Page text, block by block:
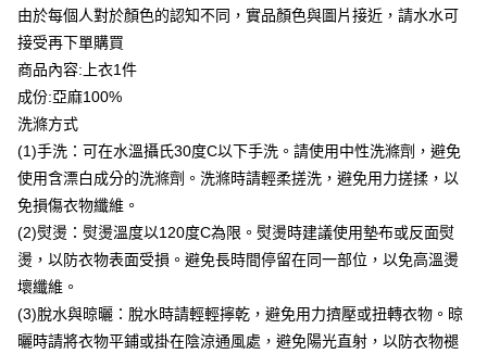
台新國際商業銀行
中國信託商業銀行
台灣樂天信用卡公司
ATM付款
貨到付款
運送方式
付款後全家取貨
每筆NT$80，滿NT$399(含以上)免運費
付款後7-11取貨
每筆NT$80，滿NT$888(含以上)免運費
宅配到府
每筆NT$80，滿NT$888(含以上)免運費
由於每個人對於顏色的認知不同，實品顏色與圖片接近，請水水可
接受再下單購買
商品內容:上衣1件
成份:亞麻100%
洗滌方式
(1)手洗：可在水溫攝氏30度C以下手洗。請使用中性洗滌劑，避免
使用含漂白成分的洗滌劑。洗滌時請輕柔搓洗，避免用力搓揉，以
免損傷衣物纖維。
(2)熨燙：熨燙溫度以120度C為限。熨燙時建議使用墊布或反面熨
燙，以防衣物表面受損。避免長時間停留在同一部位，以免高溫燙
壞纖維。
(3)脫水與晾曬：脫水時請輕輕擰乾，避免用力擠壓或扭轉衣物。晾
曬時請將衣物平鋪或掛在陰涼通風處，避免陽光直射，以防衣物褪